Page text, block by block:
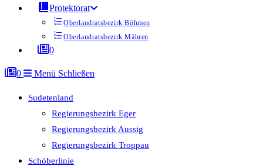
Protektorat
Oberlandratsbezirk Böhmen
Oberlandratsbezirk Mähren
0
0 Menü Schließen
Sudetenland
Regierungsbezirk Eger
Regierungsbezirk Aussig
Regierungsbezirk Troppau
Schöberlinie